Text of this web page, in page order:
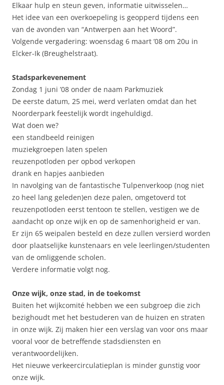
Elkaar hulp en steun geven, informatie uitwisselen…
Het idee van een overkoepeling is geopperd tijdens een
van de avonden van “Antwerpen aan het Woord”.
Volgende vergadering: woensdag 6 maart ’08 om 20u in
Elcker-Ik (Breughelstraat).
Stadsparkevenement
Zondag 1 juni ’08 onder de naam Parkmuziek
De eerste datum, 25 mei, werd verlaten omdat dan het
Noorderpark feestelijk wordt ingehuldigd.
Wat doen we?
een standbeeld reinigen
muziekgroepen laten spelen
reuzenpotloden per opbod verkopen
drank en hapjes aanbieden
In navolging van de fantastische Tulpenverkoop (nog niet
zo heel lang geleden)en deze palen, omgetoverd tot
reuzenpotloden eerst tentoon te stellen, vestigen we de
aandacht op onze wijk en op de samenhorigheid er van.
Er zijn 65 weipalen besteld en deze zullen versierd worden
door plaatselijke kunstenaars en vele leerlingen/studenten
van de omliggende scholen.
Verdere informatie volgt nog.
Onze wijk, onze stad, in de toekomst
Buiten het wijkcomité hebben we een subgroep die zich
bezighoudt met het bestuderen van de huizen en straten
in onze wijk. Zij maken hier een verslag van voor ons maar
vooral voor de betreffende stadsdiensten en
verantwoordelijken.
Het nieuwe verkeercirculatieplan is minder gunstig voor
onze wijk.